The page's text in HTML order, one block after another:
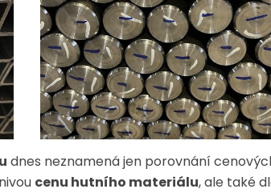
dnes neznamená jen porovnání
cenu hutního materiálu, ale také